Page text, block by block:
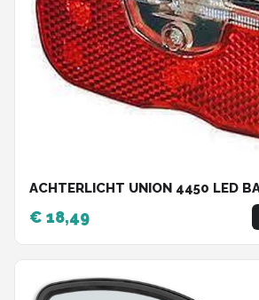
ACHTERLICHT UNION 4450 LED
€ 18,49